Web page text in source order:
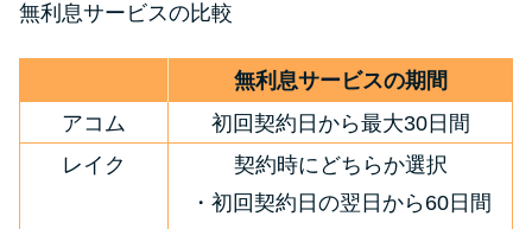
無利息サービスの比較
無利息サービスの期間
アコム
初回契約日から最大30日間
レイク
契約時にどちらか選択
・初回契約日の翌日から60日間